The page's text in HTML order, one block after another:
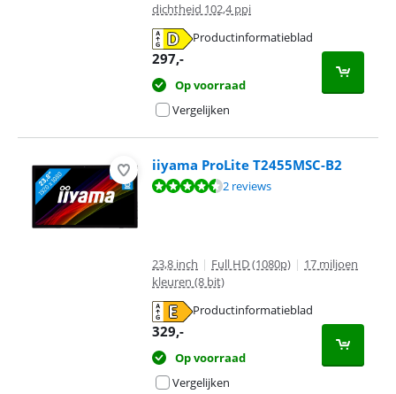
dichtheid 102,4 ppi
Productinformatieblad
297,-
Op voorraad
Vergelijken
iiyama ProLite T2455MSC-B2
Beoordeling is 9,2 van de 10, gebaseerd op 2 reviews.
2 reviews
23,8 inch | Full HD (1080p) | 17 miljoen
kleuren (8 bit)
Productinformatieblad
329,-
Op voorraad
Vergelijken